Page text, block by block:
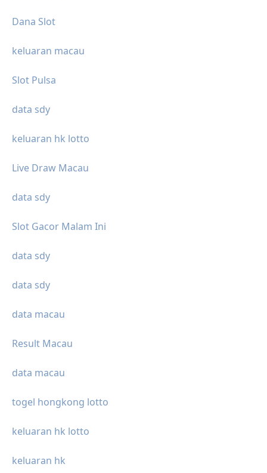
Dana Slot
keluaran macau
Slot Pulsa
data sdy
keluaran hk lotto
Live Draw Macau
data sdy
Slot Gacor Malam Ini
data sdy
data sdy
data macau
Result Macau
data macau
togel hongkong lotto
keluaran hk lotto
keluaran hk